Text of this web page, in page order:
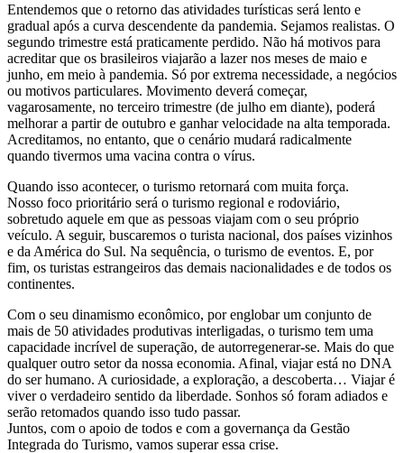
Entendemos que o retorno das atividades turísticas será lento e
gradual após a curva descendente da pandemia. Sejamos realistas. O
segundo trimestre está praticamente perdido. Não há motivos para
acreditar que os brasileiros viajarão a lazer nos meses de maio e
junho, em meio à pandemia. Só por extrema necessidade, a negócios
ou motivos particulares. Movimento deverá começar,
vagarosamente, no terceiro trimestre (de julho em diante), poderá
melhorar a partir de outubro e ganhar velocidade na alta temporada.
Acreditamos, no entanto, que o cenário mudará radicalmente
quando tivermos uma vacina contra o vírus.
Quando isso acontecer, o turismo retornará com muita força.
Nosso foco prioritário será o turismo regional e rodoviário,
sobretudo aquele em que as pessoas viajam com o seu próprio
veículo. A seguir, buscaremos o turista nacional, dos países vizinhos
e da América do Sul. Na sequência, o turismo de eventos. E, por
fim, os turistas estrangeiros das demais nacionalidades e de todos os
continentes.
Com o seu dinamismo econômico, por englobar um conjunto de
mais de 50 atividades produtivas interligadas, o turismo tem uma
capacidade incrível de superação, de autorregenerar-se. Mais do que
qualquer outro setor da nossa economia. Afinal, viajar está no DNA
do ser humano. A curiosidade, a exploração, a descoberta… Viajar é
viver o verdadeiro sentido da liberdade. Sonhos só foram adiados e
serão retomados quando isso tudo passar.
Juntos, com o apoio de todos e com a governança da Gestão
Integrada do Turismo, vamos superar essa crise.